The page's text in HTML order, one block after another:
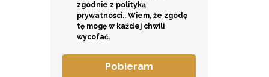
zgodnie z polityką
prywatności.. Wiem, że zgodę
tę mogę w każdej chwili
wycofać.
Pobieram